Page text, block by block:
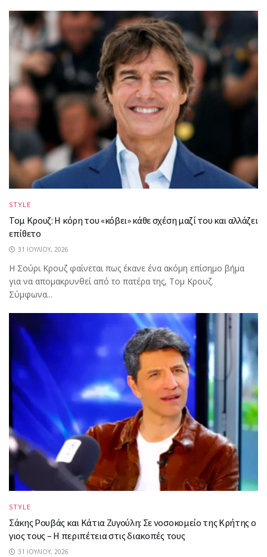
STYLE
Τομ Κρουζ: Η κόρη του «κόβει» κάθε σχέση μαζί του και αλλάζει
επίθετο
31 ΙΟΥΛΊΟΥ, 2026
Η Σούρι Κρουζ φαίνεται πως έκανε ένα ακόμη επίσημο βήμα
για να απομακρυνθεί από το πατέρα της, Τομ Κρουζ.
Σύμφωνα...
STYLE
Σάκης Ρουβάς και Κάτια Ζυγούλη: Σε νοσοκομείο της Κρήτης ο
γιος τους – Η περιπέτεια στις διακοπές τους
31 ΙΟΥΛΊΟΥ, 2026